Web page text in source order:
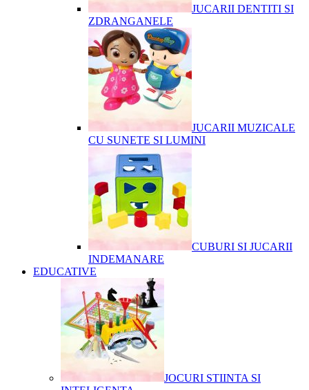
JUCARII DENTITI SI
ZDRANGANELE
JUCARII MUZICALE
CU SUNETE SI LUMINI
CUBURI SI JUCARII
INDEMANARE
EDUCATIVE
JOCURI STIINTA SI